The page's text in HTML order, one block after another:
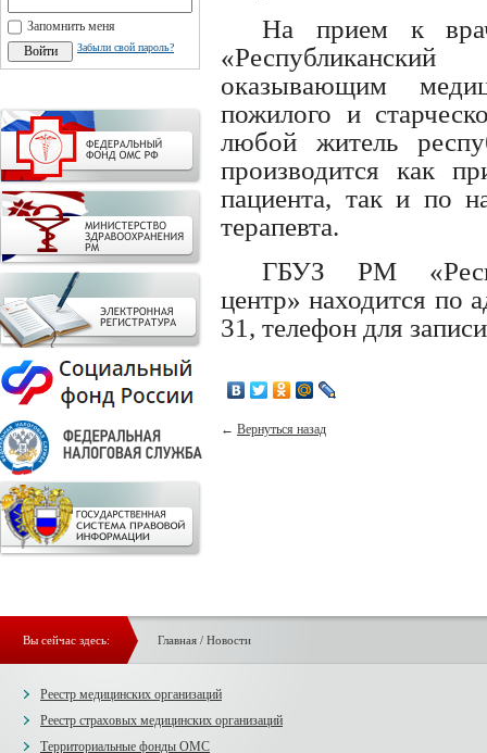
Запомнить меня
Забыли свой пароль?
На прием к
оказывающим
пожилого и
любой житель
производится как
пациента, так и по
терапевта.
ГБУЗ РМ
центр» находится по
31, телефон для
← Вернуться назад
Вы сейчас здесь: Главная/ Новости
Реестр медицинских организаций
Реестр страховых медицинских организаций
Территориальные фонды ОМС